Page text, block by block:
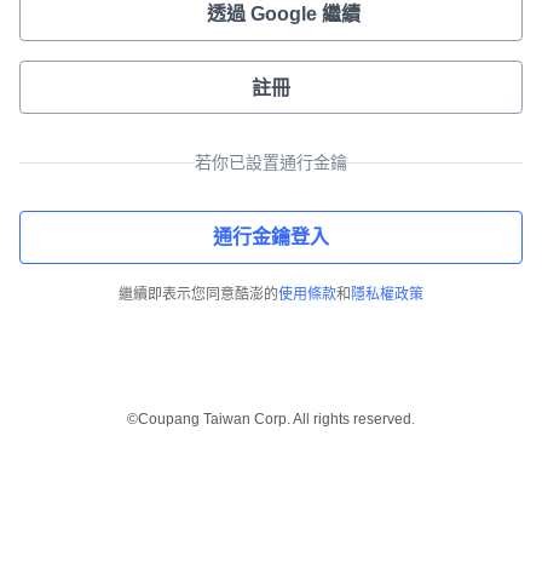
透過 Google 繼續
註冊
若你已設置通行金鑰
通行金鑰登入
繼續即表示您同意酷澎的使用條款和 隱私權政策
©Coupang Taiwan Corp. All rights reserved.